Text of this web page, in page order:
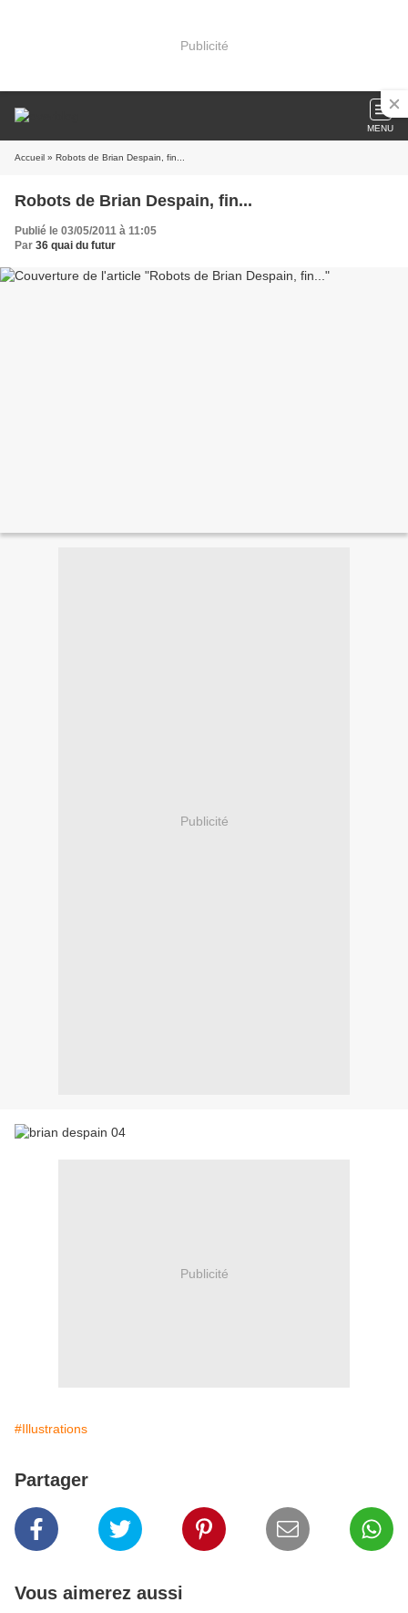
Publicité
MENU
Accueil » Robots de Brian Despain, fin...
Robots de Brian Despain, fin...
Publié le 03/05/2011 à 11:05
Par 36 quai du futur
Publicité
Publicité
#Illustrations
Partager
Vous aimerez aussi